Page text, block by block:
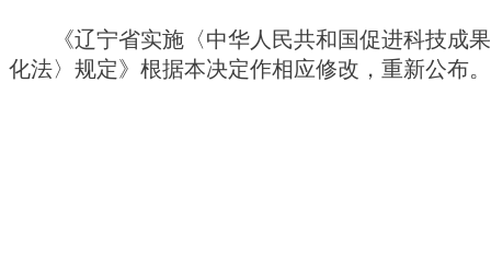
《辽宁省实施〈中华人民共和国促进科技成
化法〉规定》根据本决定作相应修改，重新公布。